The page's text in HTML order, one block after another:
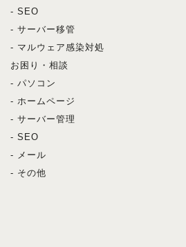
- SEO
- サーバー移管
- マルウェア感染対処
お困り・相談
- パソコン
- ホームページ
- サーバー管理
- SEO
- メール
- その他